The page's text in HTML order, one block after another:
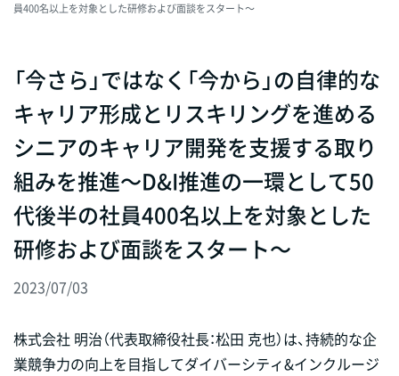
員400名以上を対象とした研修および面談をスタート～
「今さら」ではなく「今から」の自律的な
キャリア形成とリスキリングを進める
シニアのキャリア開発を支援する取り
組みを推進～D&I推進の一環として50
代後半の社員400名以上を対象とした
研修および面談をスタート～
2023/07/03
株式会社 明治（代表取締役社長：松田 克也）は、持続的な企
業競争力の向上を目指してダイバーシティ&インクルージ